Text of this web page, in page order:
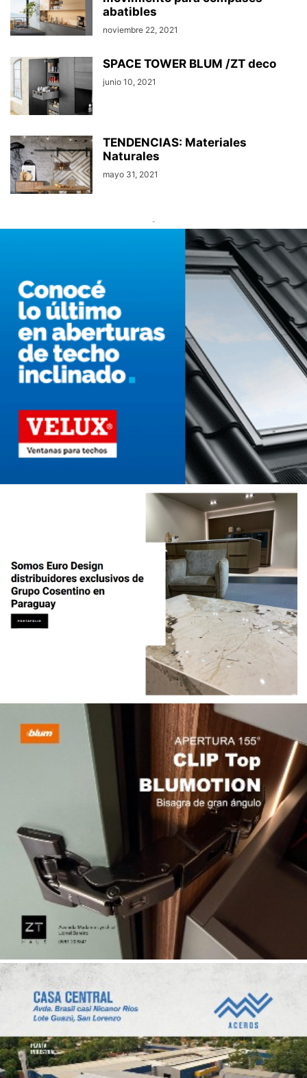
abatibles
noviembre 22, 2021
SPACE TOWER BLUM /ZT deco
junio 10, 2021
TENDENCIAS: Materiales
Naturales
mayo 31, 2021
-